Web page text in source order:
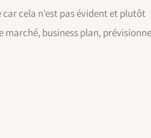
cela n'est pas évident et plutôt
marché, business plan,